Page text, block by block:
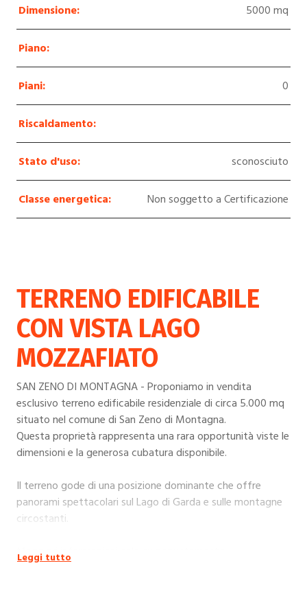
Dimensione: 5000 mq
Piano:
Piani: 0
Riscaldamento:
Stato d'uso: sconosciuto
Classe energetica: Non soggetto a Certificazione
TERRENO EDIFICABILE
CON VISTA LAGO
MOZZAFIATO
SAN ZENO DI MONTAGNA - Proponiamo in vendita
esclusivo terreno edificabile residenziale di circa 5.000 mq
situato nel comune di San Zeno di Montagna.
Questa proprietà rappresenta una rara opportunità viste le
dimensioni e la generosa cubatura disponibile.
Il terreno gode di una posizione dominante che offre
panorami spettacolari sul Lago di Garda e sulle montagne
circostanti.
Maggiori informazioni solo su appuntamento
Leggi tutto